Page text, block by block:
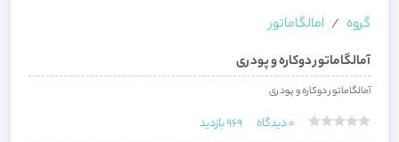
گروه
امالگاماتور
آمالگاماتور دوکاره و پودری
آمالگاماتور دوکاره و پودری
0دیدگاه 969بازدید